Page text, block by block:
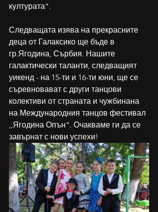
културата".
Следващата изява на прекрасните
деца от Галаксико ще бъде в
гр.Ягодина, Сърбия. Нашите
галактически таланти, следващият
уикенд - на 15-ти и 16-ти юни, ще се
съревновават с други танцови
колективи от страната и чужбинана
на Международния танцов фестивал
,,Ягодина Опън". Очакваме ги да се
завърнат с нови успехи!